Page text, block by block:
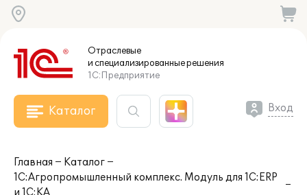
Отраслевые
и специализированныерешения
1С:Предприятие
Каталог Вход
Главная
Каталог
1С:Агропромышленный комплекс. Модуль для 1С:ERP
и 1С:КА